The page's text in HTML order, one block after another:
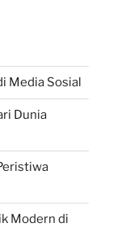
Media Sosial
Dunia
Modern di